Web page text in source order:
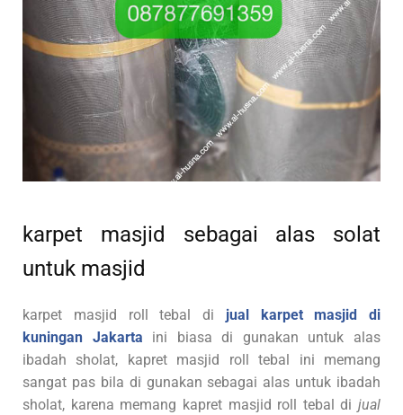
karpet masjid sebagai alas solat
untuk masjid
karpet masjid roll tebal di jual karpet masjid di
kuningan Jakarta
ini biasa di gunakan untuk alas
ibadah sholat, kapret masjid roll tebal ini memang
sangat pas bila di gunakan sebagai alas untuk ibadah
sholat, karena memang kapret masjid roll tebal di jual